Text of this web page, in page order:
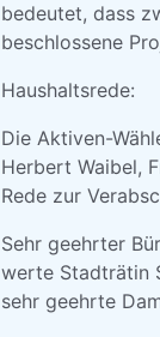
bedeutet, dass
beschlossene
Haushaltsrede:
Die Aktiven-
Herbert Waibel,
Rede zur
Sehr geehrter
werte Stadträtin
sehr geehrte